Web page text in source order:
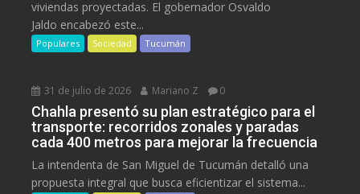
viviendas proyectadas. El gobernador Osvaldo
Jaldo encabezó este...
Populares Sociedad Tucumán
31 de julio de 2026 Mariano Z 0
Chahla presentó su plan estratégico para el
transporte: recorridos zonales y paradas
cada 400 metros para mejorar la frecuencia
La intendenta de San Miguel de Tucumán detalló una
propuesta integral que busca eficientizar el sistema...